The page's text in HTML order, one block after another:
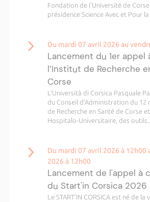
Fondation de l'Université de
présidence Science Avec et Pour la
Du mardi 07 avril 2026 au
Lancement du 1er appel
l’Institut de Recherche
Corse
L’Università di Corsica Pasquale
du Conseil d'Administration du 12
de Recherche en Santé de Corse
Hospitalo-Universitaire, des outils...
Du mardi 07 avril 2026 à 12h00
2026 à 12h00
Lancement de l'appel à
du Start'in Corsica 2026
Le START’IN CORSICA est né de